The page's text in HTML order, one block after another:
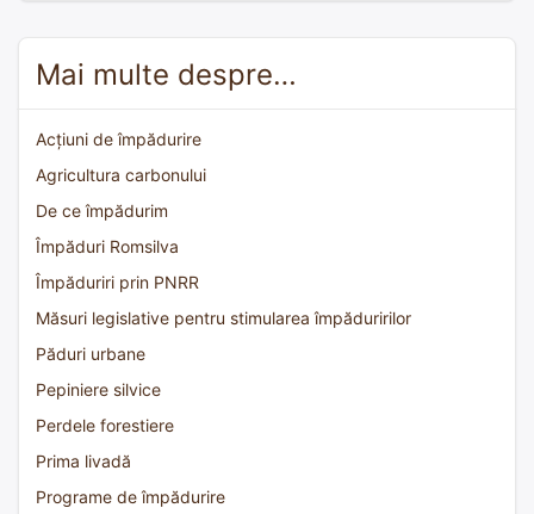
Mai multe despre…
Acțiuni de împădurire
Agricultura carbonului
De ce împădurim
Împăduri Romsilva
Împăduriri prin PNRR
Măsuri legislative pentru stimularea împăduririlor
Păduri urbane
Pepiniere silvice
Perdele forestiere
Prima livadă
Programe de împădurire